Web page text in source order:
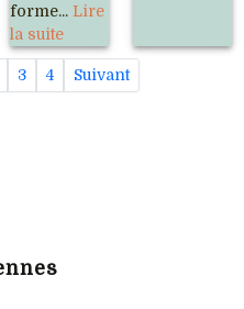
forme... Lire
la suite
3 4 Suivant